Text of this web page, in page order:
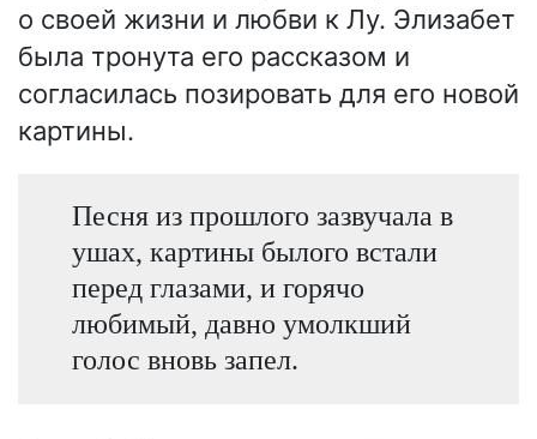
о своей жизни и любви к Лу. Элизабет
была тронута его рассказом и
согласилась позировать для его новой
картины.
Песня из прошлого зазвучала в
ушах, картины былого встали
перед глазами, и горячо
любимый, давно умолкший
голос вновь запел.